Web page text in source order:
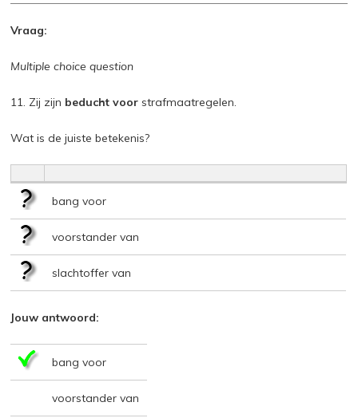
Vraag:
Multiple choice question
11. Zij zijn beducht voor strafmaatregelen.
Wat is de juiste betekenis?
bang voor
voorstander van
slachtoffer van
Jouw antwoord:
bang voor
voorstander van